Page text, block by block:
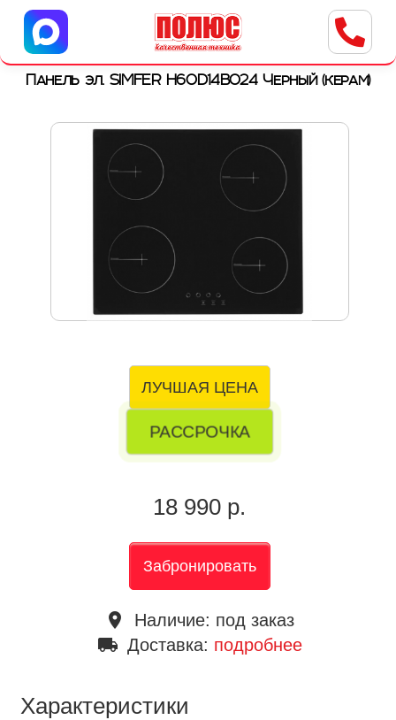
Центр бытовой техники
г. Ульяновск, ул. Пушкарева, 8a
Панель эл. SIMFER H60D14B024 Черный (керам)
ЛУЧШАЯ ЦЕНА
РАССРОЧКА
18 990 р.
Забронировать
place Наличие: под заказ
local_shipping Доставка: подробнее
Характеристики